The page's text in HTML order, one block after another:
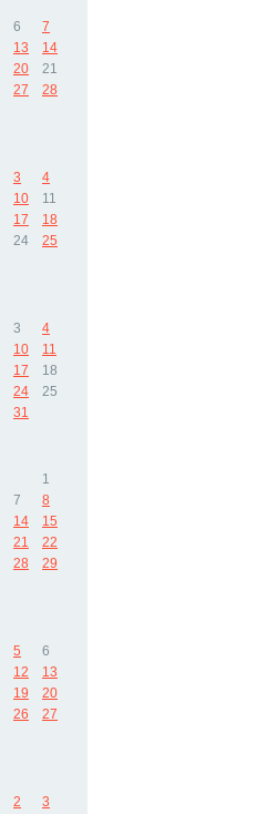
6
7
13
14
20
21
27
28
3
4
10
11
17
18
24
25
3
4
10
11
17
18
24
25
31
1
7
8
14
15
21
22
28
29
5
6
12
13
19
20
26
27
2
3